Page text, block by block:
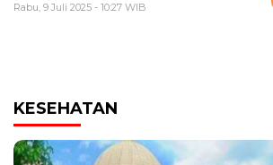
Rabu, 9 Juli 2025 - 10:27 WIB
KESEHATAN